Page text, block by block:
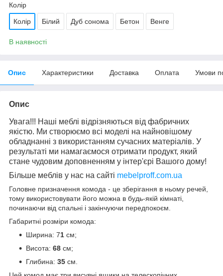
Колір
Колір Білий Дуб сонома Бетон Венге
В наявності
Опис Характеристики Доставка Оплата Умови
Опис
Увага!!! Наші меблі відрізняються від фабричних
якістю. Ми створюємо всі моделі на найновішому
обладнанні з використанням сучасних матеріалів. У
результаті ми намагаємося отримати продукт, який
стане чудовим доповненням у інтер'єрі Вашого дому!
Більше меблів у нас на сайті mebelproff.com.ua
Головне призначення комода - це зберігання в ньому речей,
тому використовувати його можна в будь-якій кімнаті,
починаючи від спальні і закінчуючи передпокоєм.
Габаритні розміри комода:
Ширина: 71 см;
Висота: 68 см;
Глибина: 35 см.